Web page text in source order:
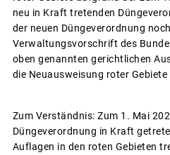
neu in Kraft tretenden
der neuen Düngeverordnung
Verwaltungsvorschrift des
oben genannten gerichtlichen
die Neuausweisung roter Gebiete
Zum Verständnis: Zum 1. Mai
Düngeverordnung in Kraft
Auflagen in den roten Gebieten